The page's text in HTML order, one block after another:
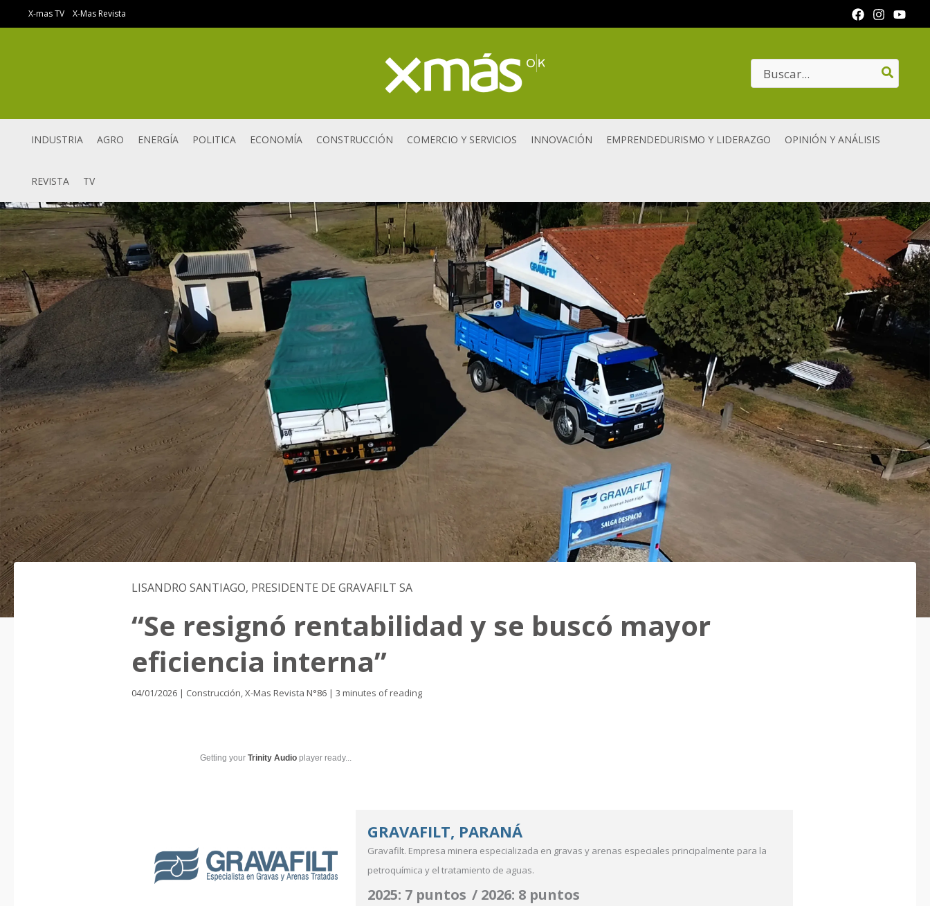
al
X-mas TV X-Mas Revista
Search
for:
INDUSTRIA AGRO ENERGÍA POLITICA ECONOMÍA CONSTRUCCIÓN COMERCIO Y SERVICIOS INNOVACIÓN EMPRENDEDURISMO Y LIDERAZGO OPINIÓN Y ANÁLISIS
REVISTA TV
LISANDRO SANTIAGO, PRESIDENTE DE GRAVAFILT SA
“Se resignó rentabilidad y se buscó mayor
eficiencia interna”
04/01/2026 | Construcción,X-Mas Revista N°86 | 3 minutes of reading
Getting your Trinity Audio player ready...
GRAVAFILT, PARANÁ
Gravafilt. Empresa minera especializada en gravas y arenas especiales principalmente para la
petroquímica y el tratamiento de aguas.
2025: 7 puntos / 2026: 8 puntos